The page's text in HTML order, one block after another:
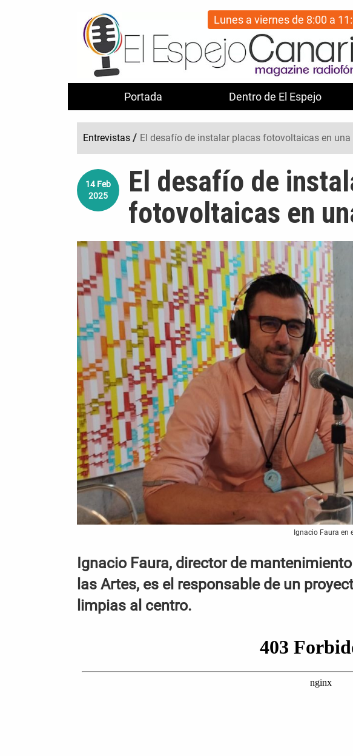
Portada Dentro de El Espejo
Lunes a viernes de 8:00 a
Entrevistas / El desafío de instalar placas fotovoltaicas en una
14 Feb
2025
El desafío de
fotovoltaicas en
Ignacio Faura en
Ignacio Faura, director de
las Artes, es el responsable de un
limpias al centro.